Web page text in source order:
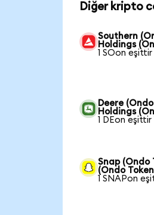
Diğer kripto
Southern
Holdings
1 SOon
Deere
Holdings
1 DEon eşittir
Snap (Ondo
(Ondo
1 SNAPon